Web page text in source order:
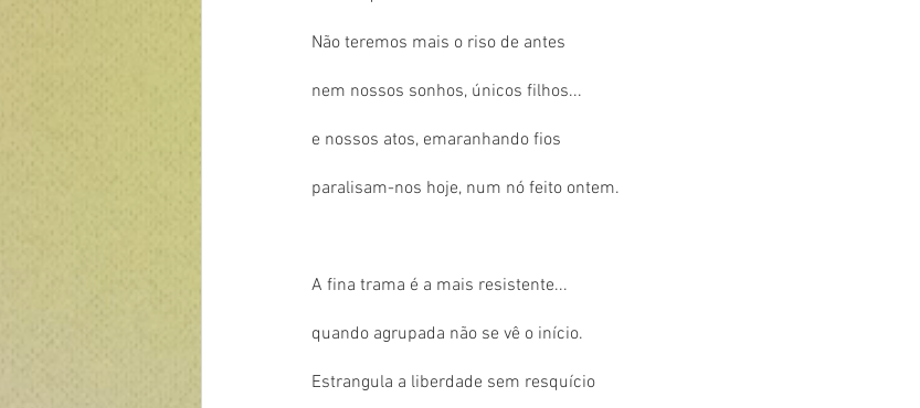
Não teremos mais o riso de antes
nem nossos sonhos, únicos filhos...
e nossos atos, emaranhando fios
paralisam-nos hoje, num nó feito ontem.
A fina trama é a mais resistente...
quando agrupada não se vê o início.
Estrangula a liberdade sem resquício